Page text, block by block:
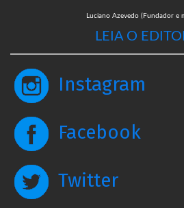
Luciano Azevedo (Fundador e
LEIA O
Instagram
Facebook
Twitter